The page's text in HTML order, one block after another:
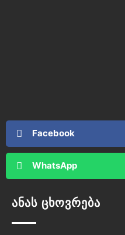
Facebook
WhatsApp
ანას ცხოვრება